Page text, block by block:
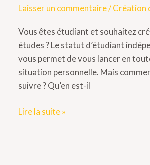
Laisser un commentaire/Création
Vous êtes étudiant et souhaitez
études ? Le statut d’étudiant
vous permet de vous lancer en
situation personnelle. Mais
suivre ? Qu’en est-il
Lire la suite »